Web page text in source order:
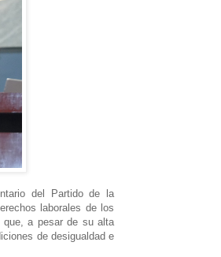
del Partido de la
laborales de los
que, a pesar de su alta
de desigualdad e